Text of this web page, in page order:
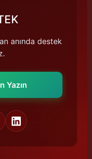
anında destek
Yazın